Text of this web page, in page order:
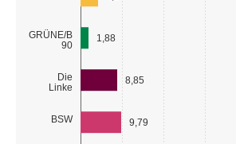
GRÜNE/B
90
Die
Linke
BSW
1,88
8,85
9,79